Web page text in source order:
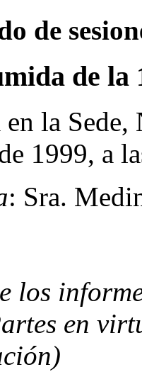
de
de la
en la
1999, a
: Sra.
los
en